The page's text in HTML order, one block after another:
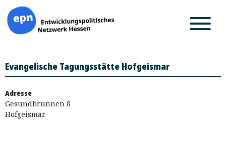
Inhalt
springen
Evangelische Tagungsstätte Hofgeismar
Adresse
Gesundbrunnen 8
Hofgeismar